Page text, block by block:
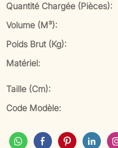
Quantité Chargée (pièces):
Volume (m³):
Poids Brut (kg):
Matériel:
Taille (cm):
Code Modèle: